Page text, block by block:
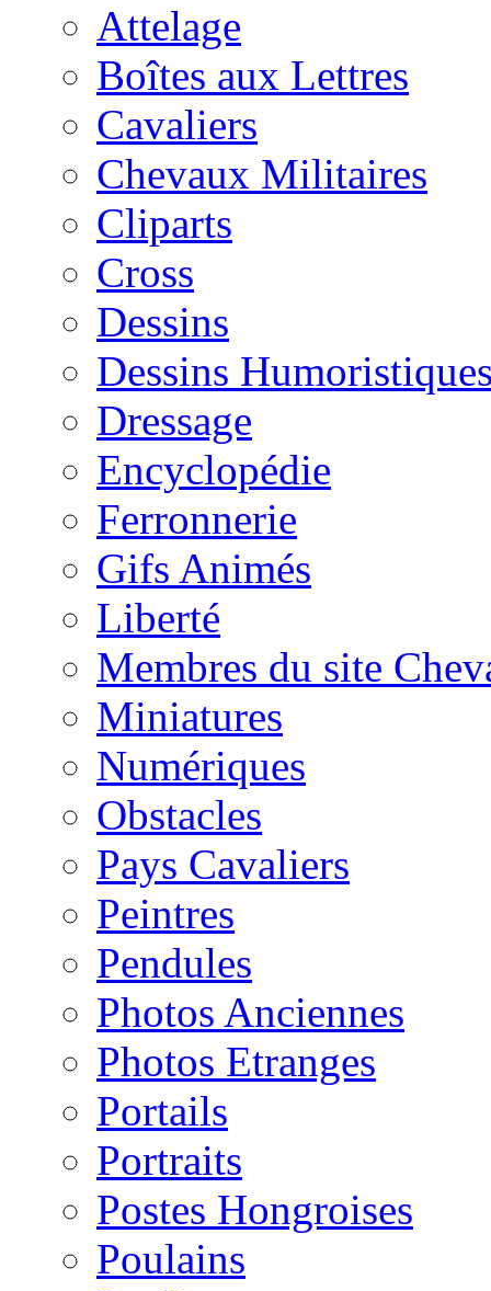
Attelage
Boîtes aux Lettres
Cavaliers
Chevaux Militaires
Cliparts
Cross
Dessins
Dessins
Dressage
Encyclopédie
Ferronnerie
Gifs Animés
Liberté
Membres du site
Miniatures
Numériques
Obstacles
Pays Cavaliers
Peintres
Pendules
Photos Anciennes
Photos Etranges
Portails
Portraits
Postes Hongroises
Poulains